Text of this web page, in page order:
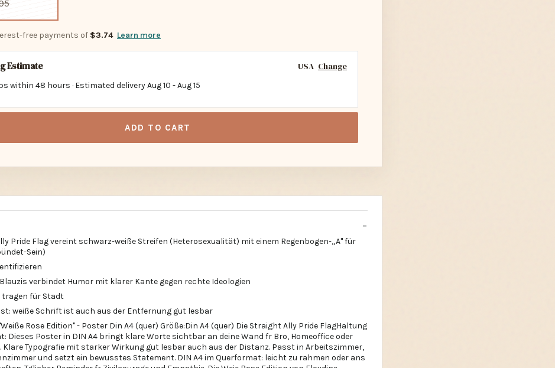
free payments of
Estimate USA Change
within 48 hours · Estimated delivery
ADD TO CART
Pride Flag vereint schwarz-weiße Streifen (Heterosexualität) mit einem Regenbogen-„A" für
verbindet Humor mit klarer Kante gegen rechte Ideologien
tragen für Stadt
weiße Schrift ist auch aus der Entfernung gut lesbar
Rose Edition" - Poster Din A4 (quer) Größe:Din A4 (quer) Die Straight Ally Pride FlagHaltung
Klare Typografie mit starker Wirkung gut lesbar auch aus der Distanz. Passt in Arbeitszimmer,
und setzt ein bewusstes Statement. DIN A4 im Querformat: leicht zu rahmen oder ans
Tglicher Reminder fr Zivilcourage und Empathie. Die Weie Rose Edition von Floydine
Friedlnders